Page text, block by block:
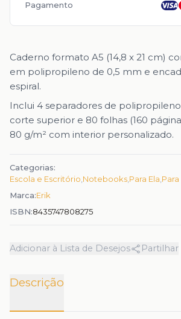
Descrição
Pagamento
Caderno formato A5 (14,8 x 21 cm)
em polipropileno de 0,5 mm e
espiral.
Inclui 4 separadores de
corte superior e 80 folhas (160
80 g/m² com interior personalizado.
Categorias:
Escola e Escritório Notebooks Para Ela Para
Marca:Erik
ISBN:8435747808275
Adicionar à Lista de Desejos Partilhar